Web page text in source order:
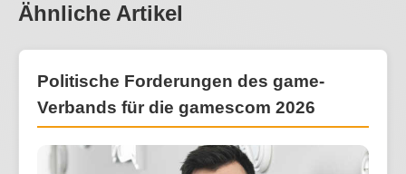
Ähnliche Artikel
Politische Forderungen des game-
Verbands für die gamescom 2026